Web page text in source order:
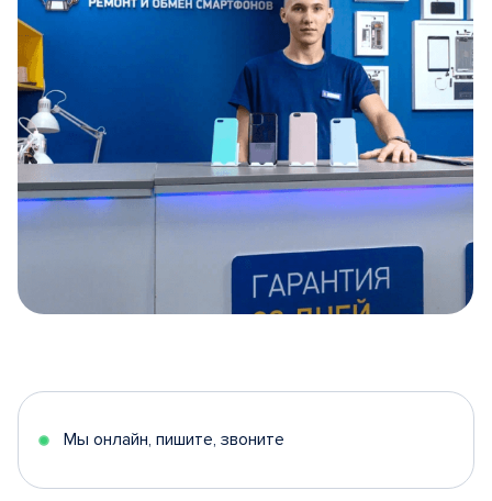
5
Мы онлайн, пишите, звоните